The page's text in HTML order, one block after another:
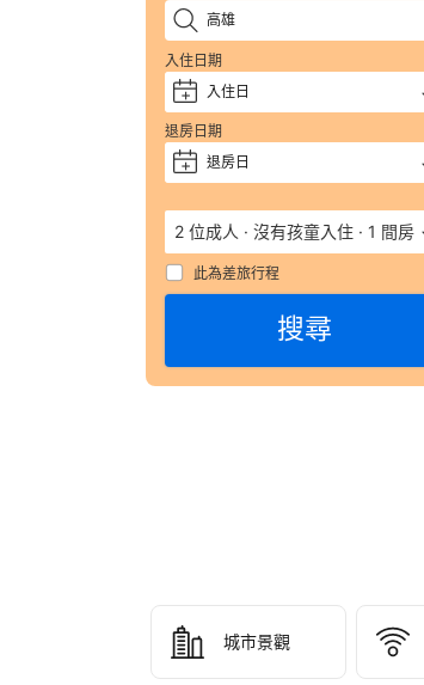
入住日期
+ 入住日
退房日期
+ 退房日
2 位成人 · 沒有孩童入住 · 1 間房
此為差旅行程
搜尋
城市景觀